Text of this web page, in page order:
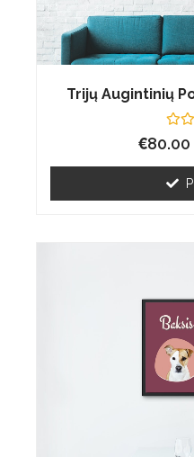
Trijų Augintinių
0
€80.00